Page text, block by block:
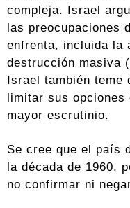
compleja. Israel
las preocupaciones
enfrenta, incluida la
destrucción masiva
Israel también teme
limitar sus opciones
mayor escrutinio.
Se cree que el país
la década de 1960,
no confirmar ni